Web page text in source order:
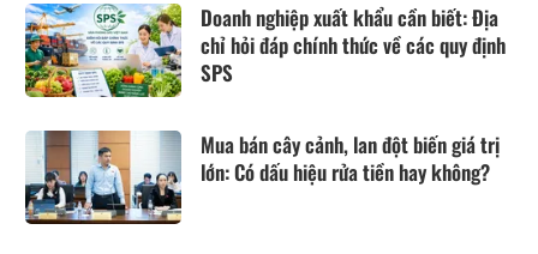
Doanh nghiệp xuất khẩu cần biết: Địa
chỉ hỏi đáp chính thức về các quy định
SPS
Mua bán cây cảnh, lan đột biến giá trị
lớn: Có dấu hiệu rửa tiền hay không?